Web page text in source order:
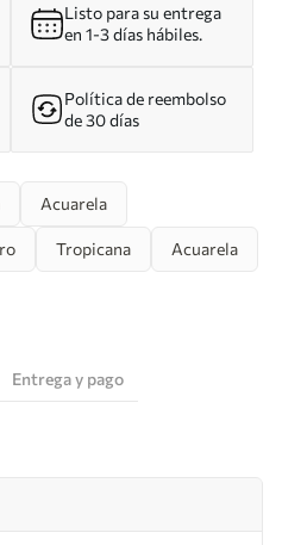
Listo para su entrega
en 1-3 días hábiles.
Política de reembolso
de 30 días
Acuarela
Tropicana Acuarela
Entrega y pago